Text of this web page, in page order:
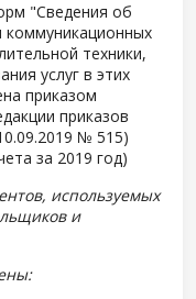
"Сведения об
техники,
услуг в этих
приказом
приказов
№ 515)
за 2019 год)
используемых
и